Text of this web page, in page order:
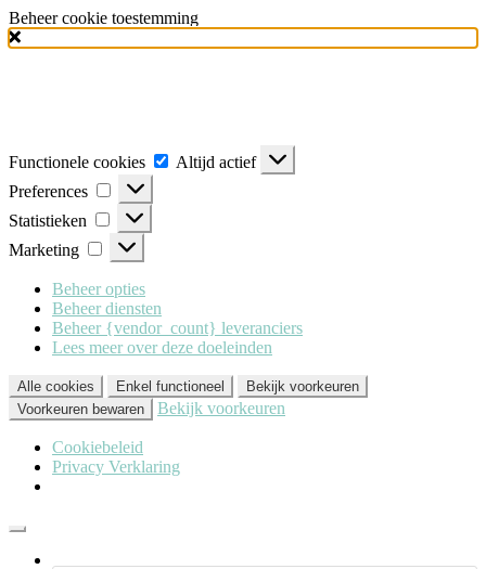
Beheer cookie toestemming
Functionele cookies
Altijd actief
Preferences
Statistieken
Marketing
Beheer opties
Beheer diensten
Beheer {vendor_count} leveranciers
Lees meer over deze doeleinden
Alle cookies Enkel functioneel
Bekijk voorkeuren
Voorkeuren bewaren
Bekijk voorkeuren
Cookiebeleid
Privacy Verklaring